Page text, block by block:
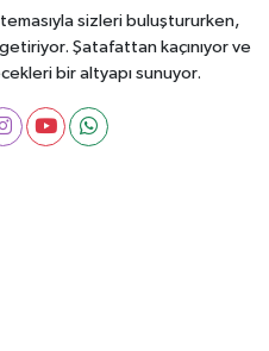
sizleri buluştururken,
Şatafattan kaçınıyor ve
bir altyapı sunuyor.